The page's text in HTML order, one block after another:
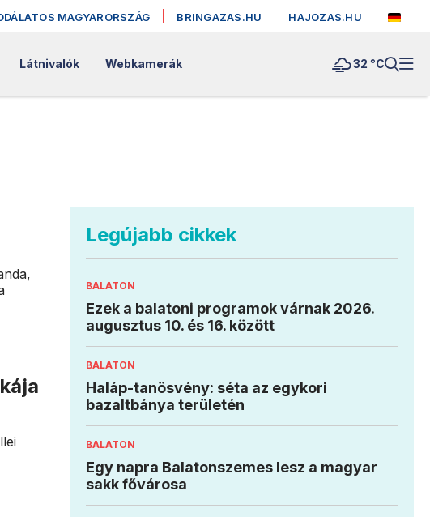
MAGYARORSZÁG BRINGAZAS.HU HAJOZAS.HU
Látnivalók Webkamerák 32 °C
Legújabb cikkek
BALATON
Ezek a balatoni programok várnak 2026.
augusztus 10. és 16. között
BALATON
Haláp-tanösvény: séta az egykori
bazaltbánya területén
BALATON
Egy napra Balatonszemes lesz a magyar
sakk fővárosa